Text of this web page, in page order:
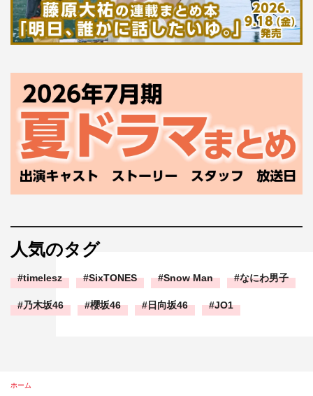
人気のタグ
timelesz SixTONES Snow Man なにわ男子
乃木坂46 櫻坂46 日向坂46 JO1
ホーム